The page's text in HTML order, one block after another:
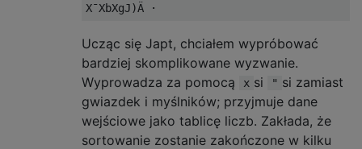
Ucząc się Japt, chciałem wypróbować
bardziej skomplikowane wyzwanie.
Wyprowadza za pomocą
x si " si zamiast
gwiazdek i myślników; przyjmuje dane
wejściowe jako tablicę liczb. Zakłada, że ​​
sortowanie zostanie zakończone w kilku